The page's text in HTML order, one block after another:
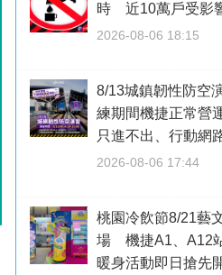
時 近10萬戶受影
2026-08-06 18:15
8/13城鎮韌性防
練期間機捷正常營
只進不出、行動網
2026-08-06 17:44
桃園冷飲節8/21藝
場 機捷A1、A12
暖身活動即日搶先